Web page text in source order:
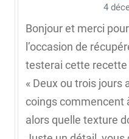
4
Bonjour et merci
l’occasion de
testerai cette recette
« Deux ou trois jours
coings commencent
alors quelle texture